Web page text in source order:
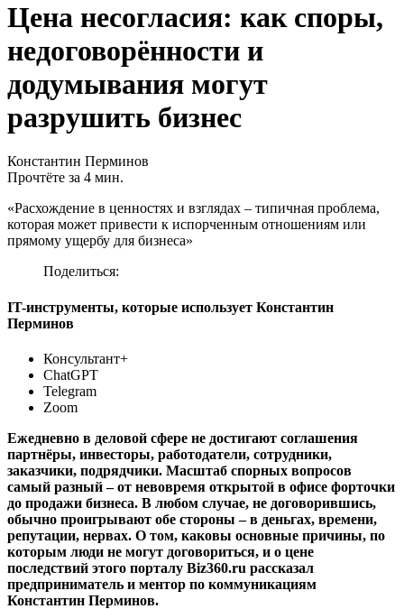
Цена несогласия: как споры,
недоговорённости и
додумывания могут
разрушить бизнес
Константин Перминов
Прочтёте за 4 мин.
«Расхождение в ценностях и взглядах – типичная проблема,
которая может привести к испорченным отношениям или
прямому ущербу для бизнеса»
Поделиться:
IT-инструменты, которые использует Константин
Перминов
Консультант+
ChatGPT
Telegram
Zoom
Ежедневно в деловой сфере не достигают соглашения
партнёры, инвесторы, работодатели, сотрудники,
заказчики, подрядчики. Масштаб спорных вопросов
самый разный – от невовремя открытой в офисе форточки
до продажи бизнеса. В любом случае, не договорившись,
обычно проигрывают обе стороны – в деньгах, времени,
репутации, нервах. О том, каковы основные причины, по
которым люди не могут договориться, и о цене
последствий этого порталу Biz360.ru рассказал
предприниматель и ментор по коммуникациям
Константин Перминов.